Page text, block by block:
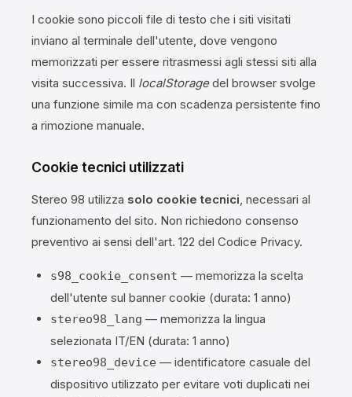
I cookie sono piccoli file di testo che i siti visitati
inviano al terminale dell'utente, dove vengono
memorizzati per essere ritrasmessi agli stessi siti alla
visita successiva. Il localStoragedel browser svolge
una funzione simile ma con scadenza persistente fino
a rimozione manuale.
Cookie tecnici utilizzati
Stereo 98 utilizza solo cookie tecnici, necessari al
funzionamento del sito. Non richiedono consenso
preventivo ai sensi dell'art. 122 del Codice Privacy.
s98_cookie_consent — memorizza la scelta
dell'utente sul banner cookie (durata: 1 anno)
stereo98_lang — memorizza la lingua
selezionata IT/EN (durata: 1 anno)
stereo98_device — identificatore casuale del
dispositivo utilizzato per evitare voti duplicati nei